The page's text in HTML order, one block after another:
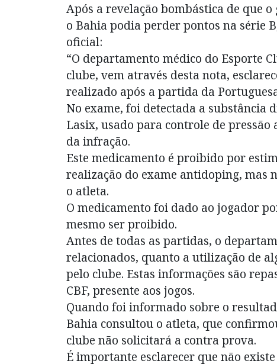
Após a revelação bombástica de que o
o Bahia podia perder pontos na série
oficial:
“O departamento médico do Esporte
clube, vem através desta nota,
realizado após a partida da
No exame, foi detectada a substância
Lasix, usado para controle de
da infração.
Este medicamento é proibido por
realização do exame antidoping, mas
o atleta.
O medicamento foi dado ao jogador
mesmo ser proibido.
Antes de todas as partidas, o
relacionados, quanto a utilização de
pelo clube. Estas informações são
CBF, presente aos jogos.
Quando foi informado sobre o
Bahia consultou o atleta, que
clube não solicitará a contra prova.
É importante esclarecer que não